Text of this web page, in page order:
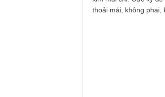
thoải mái, không phai,